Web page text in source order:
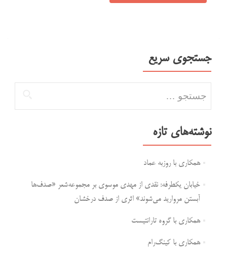
جستجوی سریع
نوشته‌های تازه
همکاری با روزبه عماد
خیابان یکطرفه: نقدی از مهدی موسوی بر مجموعه‌شعر «صدف‌ها
آبستن مروارید می‌شوند» اثری از صدف درخشان
همکاری با گروه تارانتیست
همکاری با کینگ‌رام